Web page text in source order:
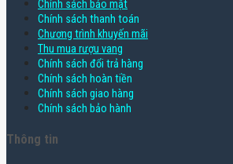
Chính sách bảo mật
Chính sách thanh toán
Chương trình khuyến mãi
Thu mua rượu vang
Chính sách đổi trả hàng
Chính sách hoàn tiền
Chính sách giao hàng
Chính sách bảo hành
Thông tin